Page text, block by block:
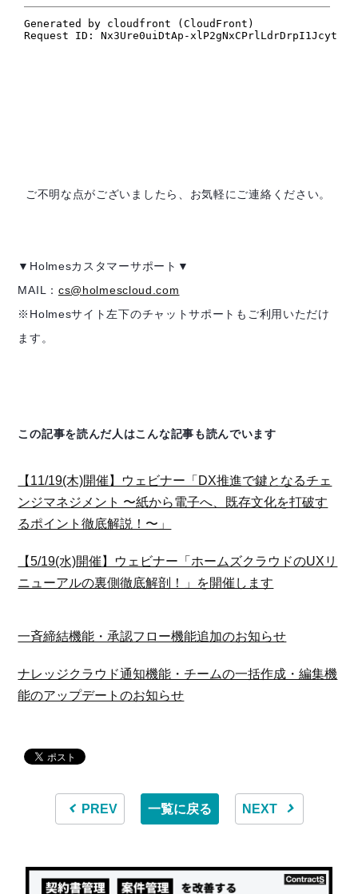
ご不明な点がございましたら、お気軽にご連絡ください。
▼Holmesカスタマーサポート▼
MAIL： cs@holmescloud.com
※Holmesサイト左下のチャットサポートもご利用いただけ
ます。
この記事を読んだ人はこんな記事も読んでいます
【11/19(木)開催】ウェビナー「DX推進で鍵となるチェ
ンジマネジメント 〜紙から電子へ、既存文化を打破す
るポイント徹底解説！〜」
【5/19(水)開催】ウェビナー「ホームズクラウドのUXリ
ニューアルの裏側徹底解剖！」を開催します
一斉締結機能・承認フロー機能追加のお知らせ
ナレッジクラウド通知機能・チームの一括作成・編集機
能のアップデートのお知らせ
PREV 一覧に戻る NEXT